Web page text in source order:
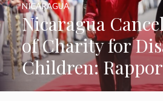
Nicaragua
of Charity for
Children:
NICARAGUA